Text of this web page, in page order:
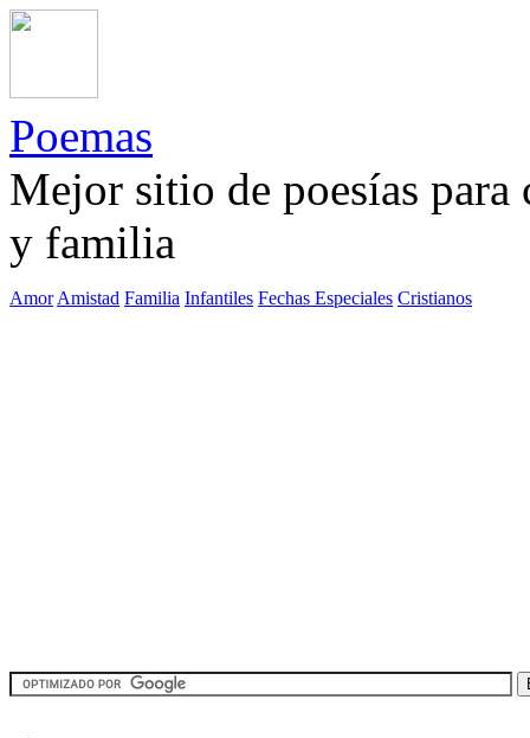
Poemas
Mejor sitio de poesías
y familia
Amor Amistad Familia Infantiles Fechas Especiales Cristianos